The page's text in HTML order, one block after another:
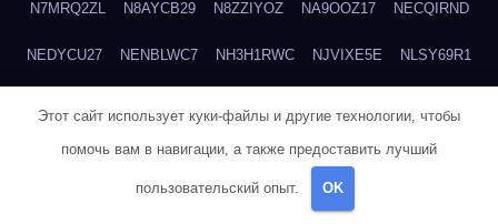
N7MRQ2ZL N8AYCB29 N8ZZIYOZ NA9OOZ17 NECQIRND
NEDYCU27 NENBLWC7 NH3H1RWC NJVIXE5E NLSY69R1
NSYS40EF NTZGUBJ3 NUK7NBML NWZNDAJN
NXPUS3D3 NZPB2200 NZVYN4AO
Этот сайт использует куки-файлы и другие технологии, чтобы
помочь вам в навигации, а также предоставить лучший
пользовательский опыт. OK